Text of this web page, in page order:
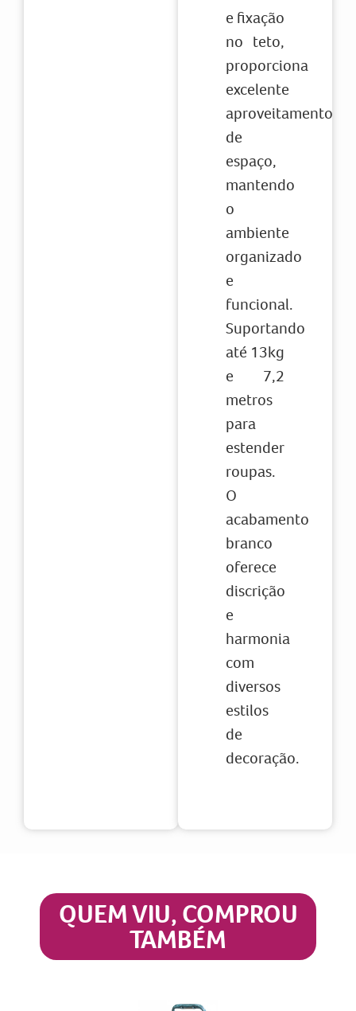
e fixação
no teto,
proporciona
excelente
aproveitamento
de
espaço,
mantendo
o
ambiente
organizado
e
funcional.
Suportando
até 13kg
e 7,2
metros
para
estender
roupas.
O
acabamento
branco
oferece
discrição
e
harmonia
com
diversos
estilos
de
decoração.
QUEM VIU, COMPROU
TAMBÉM